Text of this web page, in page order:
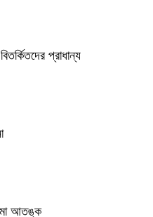
প্রাধান্য
আতঙ্ক